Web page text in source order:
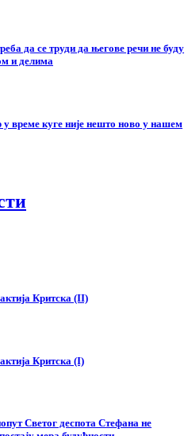
да се труди да његове речи не буду
и делима
време куге није нешто ново у нашем
Критска (II)
Критска (I)
Светог деспота Стефана не